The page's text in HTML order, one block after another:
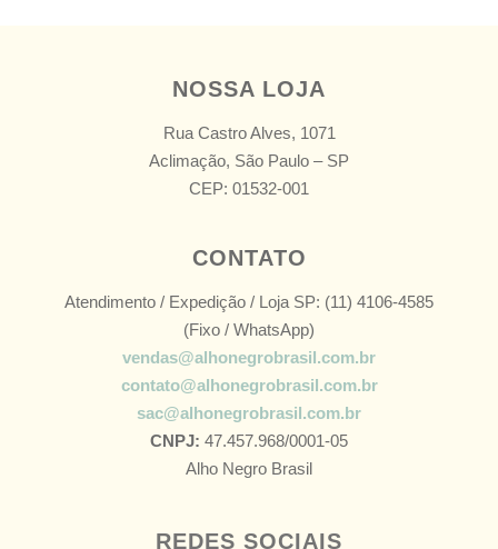
NOSSA LOJA
Rua Castro Alves, 1071
Aclimação, São Paulo – SP
CEP: 01532-001
CONTATO
Atendimento / Expedição / Loja SP: (11) 4106-4585
(Fixo / WhatsApp)
vendas@alhonegrobrasil.com.br
contato@alhonegrobrasil.com.br
sac@alhonegrobrasil.com.br
CNPJ: 47.457.968/0001-05
Alho Negro Brasil
REDES SOCIAIS